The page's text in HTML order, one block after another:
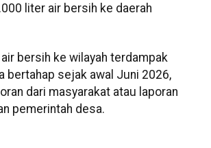
liter air bersih ke daerah
bersih ke wilayah terdampak
bertahap sejak awal Juni 2026,
dari masyarakat atau laporan
pemerintah desa.